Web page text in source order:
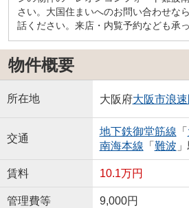
さい。大国住まいへのお問い合わせな
話ください。来店・内覧予約なども承
物件概要
所在地 大阪府大阪市浪速
交通
地下鉄御堂筋線 「
南海本線 「 難波
賃料 10.1万円
管理費等 9,000円